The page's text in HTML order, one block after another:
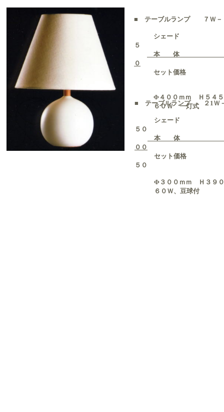
■ テーブルランプ ２1Ｗ
シェード
５０
本 体 ￥
００
セット価格
５０
Φ３００ｍｍ Ｈ３９０
６０Ｗ、豆球
■ テーブルランプ ７Ｗ－
シェード ￥
５
本 体 ￥
０
セット価格 ￥
Φ４００ｍｍ Ｈ５４５
６０Ｗ 一灯